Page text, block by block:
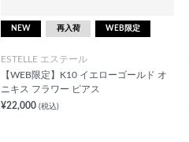
NEW 再入荷 WEB限定
ESTELLE エステール
【WEB限定】K10 イエローゴールド オ
ニキス フラワー ピアス
¥22,000 (税込)